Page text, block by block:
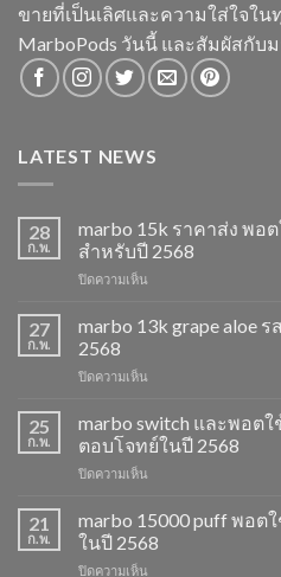
ขายที่เป็นเลิศและความใส่ใจใน
MarboPods วันนี้ และสัมผัสกับ
LATEST NEWS
28
ก.พ.
marbo 15k ราคาส่ง พอ
สำหรับปี 2568
ปิดความเห็น
15k
ราคา
พอต
แล้ว
ทิ้ง
เลือก
นิยม
สำหรับ
27
ก.พ.
marbo 13k grape aloe
2568
ปิดความเห็น
13k
grape
aloe
รสชาติ
ที่
ไม่
25
ก.พ.
marbo switch และพอต
ตอบโจทย์ในปี 2568
ปิดความเห็น
switch
พอต
ใช้
21
ก.พ.
marbo 15000 puff พอ
ในปี 2568
ปิดความเห็น